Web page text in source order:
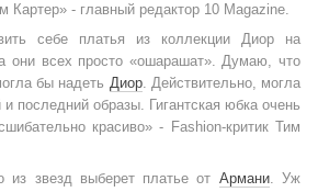
Картер» - главный редактор 10 Magazine.
себе платья из коллекции Диор на
они всех просто «ошарашат». Думаю, что
бы надеть Диор. Действительно, могла
последний образы. Гигантская юбка очень
красиво» - Fashion-критик Тим
из звезд выберет платье от Армани. Уж